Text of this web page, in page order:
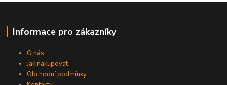
Informace pro zákazníky
O nás
Jak nakupovat
Obchodní podmínky